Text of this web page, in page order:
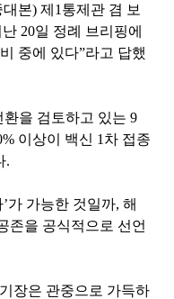
대본)제 1 통제관 겸 보
난 20일 정례 브리핑에
중에 있다”라고 답했
환을 검토하고 있는9
이상이 백신 1 차 접종
.
’가 가능한 것일까,해
존을 공식적으로 선언
장은 관중으로 가득하